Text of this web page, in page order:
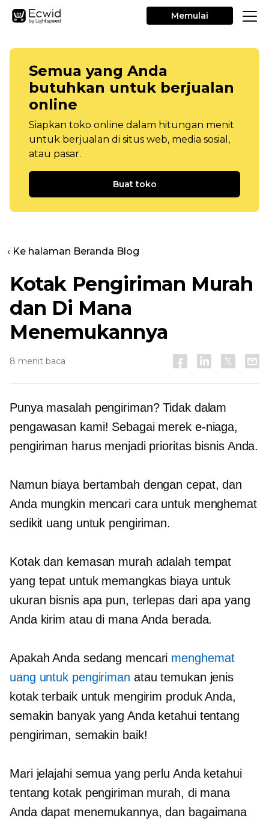
Memulai
Semua yang Anda
butuhkan untuk berjualan
online
Siapkan toko online dalam hitungan menit
untuk berjualan di situs web, media sosial,
atau pasar.
Buat toko
‹ Ke halaman Beranda Blog
Kotak Pengiriman Murah
dan Di Mana
Menemukannya
8 menit baca
Punya masalah pengiriman? Tidak dalam
pengawasan kami! Sebagai merek e-niaga,
pengiriman harus menjadi prioritas bisnis Anda.
Namun biaya bertambah dengan cepat, dan
Anda mungkin mencari cara untuk menghemat
sedikit uang untuk pengiriman.
Kotak dan kemasan murah adalah tempat
yang tepat untuk memangkas biaya untuk
ukuran bisnis apa pun, terlepas dari apa yang
Anda kirim atau di mana Anda berada.
Apakah Anda sedang mencari menghemat
uang untuk pengiriman atau temukan jenis
kotak terbaik untuk mengirim produk Anda,
semakin banyak yang Anda ketahui tentang
pengiriman, semakin baik!
Mari jelajahi semua yang perlu Anda ketahui
tentang kotak pengiriman murah, di mana
Anda dapat menemukannya, dan bagaimana